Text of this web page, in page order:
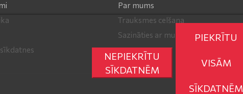
Par mums
Trauksmes celšana
Sazināties ar mums
NEPIEKRĪTU
SĪKDATNĒM
PIEKRĪTU
VISĀM
SĪKDATNĒM